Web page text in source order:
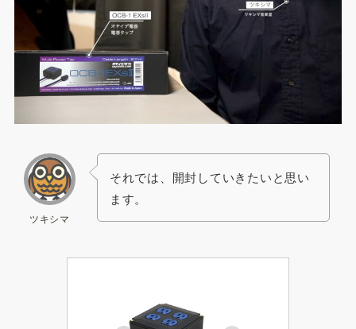
ツキシマ
それでは、開封していきたいと思い
ます。